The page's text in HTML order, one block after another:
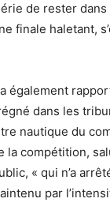
de rester
finale haletant,
également
dans les
nautique du
la compétition,
« qui n’a
par